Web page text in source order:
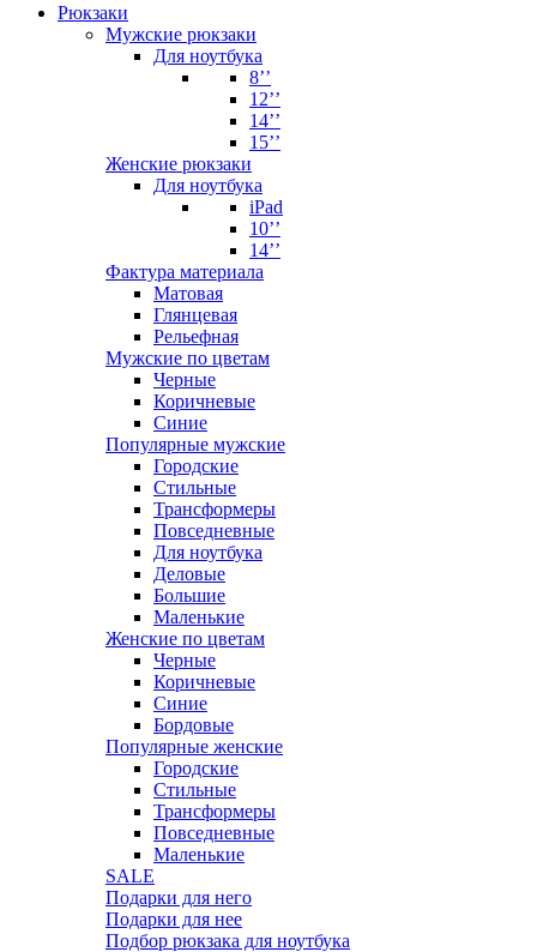
Рюкзаки
Мужские рюкзаки
Для ноутбука
8’’
12’’
14’’
15’’
Женские рюкзаки
Для ноутбука
iPad
10’’
14’’
Фактура материала
Матовая
Глянцевая
Рельефная
Мужские по цветам
Черные
Коричневые
Синие
Популярные мужские
Городские
Стильные
Трансформеры
Повседневные
Для ноутбука
Деловые
Большие
Маленькие
Женские по цветам
Черные
Коричневые
Синие
Бордовые
Популярные женские
Городские
Стильные
Трансформеры
Повседневные
Маленькие
SALE
Подарки для него
Подарки для нее
Подбор рюкзака для ноутбука